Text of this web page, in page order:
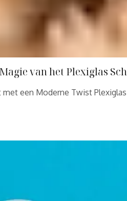
van het Plexiglas
met een Moderne Twist